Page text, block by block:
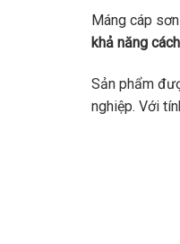
Máng cáp
khả năng
Sản phẩm
nghiệp. Với